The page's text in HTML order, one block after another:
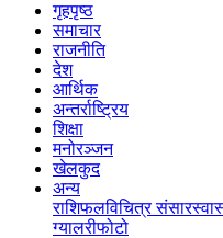
गृहपृष्ठ
समाचार
राजनीति
देश
आर्थिक
अन्तर्राष्ट्रिय
शिक्षा
मनोरञ्जन
खेलकुद
अन्य
राशिफलविचित्र संसार
ग्यालरीफोटो